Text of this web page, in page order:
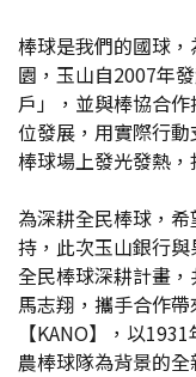
棒球是我們的國球
園，玉山自2007年
戶」，並與棒協合
位發展，用實際行
棒球場上發光發熱，
為深耕全民棒球，
持，此次玉山銀行
全民棒球深耕計畫
馬志翔，攜手合作
【KANO】，以
農棒球隊為背景的全